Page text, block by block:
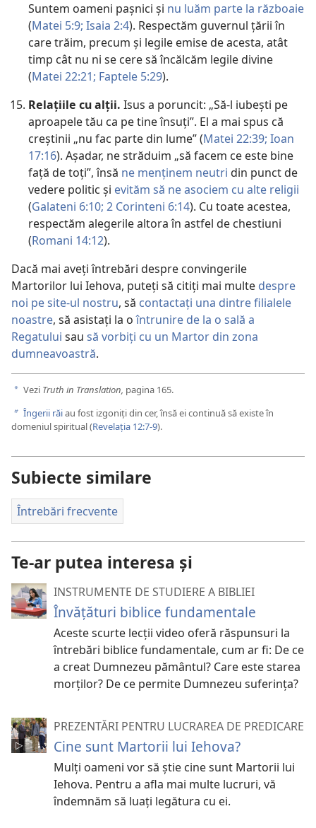
Suntem oameni pașnici și nu luăm parte la războaie
(Matei 5:9; Isaia 2:4). Respectăm guvernul țării în
care trăim, precum și legile emise de acesta, atât
timp cât nu ni se cere să încălcăm legile divine
(Matei 22:21; Faptele 5:29).
Relațiile cu alții. Isus a poruncit: „Să-l iubești pe
aproapele tău ca pe tine însuți”. El a mai spus că
creștinii „nu fac parte din lume” (Matei 22:39; Ioan
17:16). Așadar, ne străduim „să facem ce este bine
față de toți”, însă ne menținem neutri din punct de
vedere politic și evităm să ne asociem cu alte religii
(Galateni 6:10; 2 Corinteni 6:​14). Cu toate acestea,
respectăm alegerile altora în astfel de chestiuni
(Romani 14:12).
Dacă mai aveți întrebări despre convingerile
Martorilor lui Iehova, puteți să citiți mai multe despre
noi pe site-ul nostru, să contactați una dintre filialele
noastre, să asistați la oîntrunire de la o sală a
Regatului sau să vorbiți cu un Martor din zona
dumneavoastră.
a Vezi Truth in Translation, pagina 165.
b Îngerii răiau fost izgoniți din cer, însă ei continuă să existe în
domeniul spiritual (Revelația 12:7-9).
Subiecte similare
Întrebări frecvente
Te-ar putea interesa și
INSTRUMENTE DE STUDIERE A BIBLIEI
Învățături biblice fundamentale
Aceste scurte lecții video oferă răspunsuri la
întrebări biblice fundamentale, cum ar fi: De ce
a creat Dumnezeu pământul? Care este starea
morților? De ce permite Dumnezeu suferința?
PREZENTĂRI PENTRU LUCRAREA DE PREDICARE
Cine sunt Martorii lui Iehova?
Mulți oameni vor să știe cine sunt Martorii lui
Iehova. Pentru a afla mai multe lucruri, vă
îndemnăm să luați legătura cu ei.